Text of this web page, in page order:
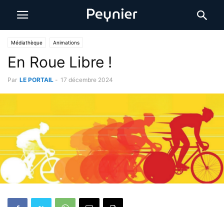
Médiathèque Animations
En Roue Libre !
Par LE PORTAIL - 17 décembre 2024